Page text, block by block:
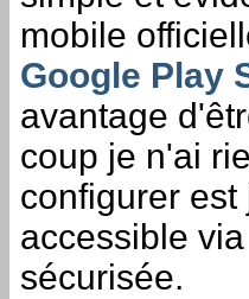
mobile
Google Play
avantage
coup je n'ai
configurer
accessible
sécurisée.